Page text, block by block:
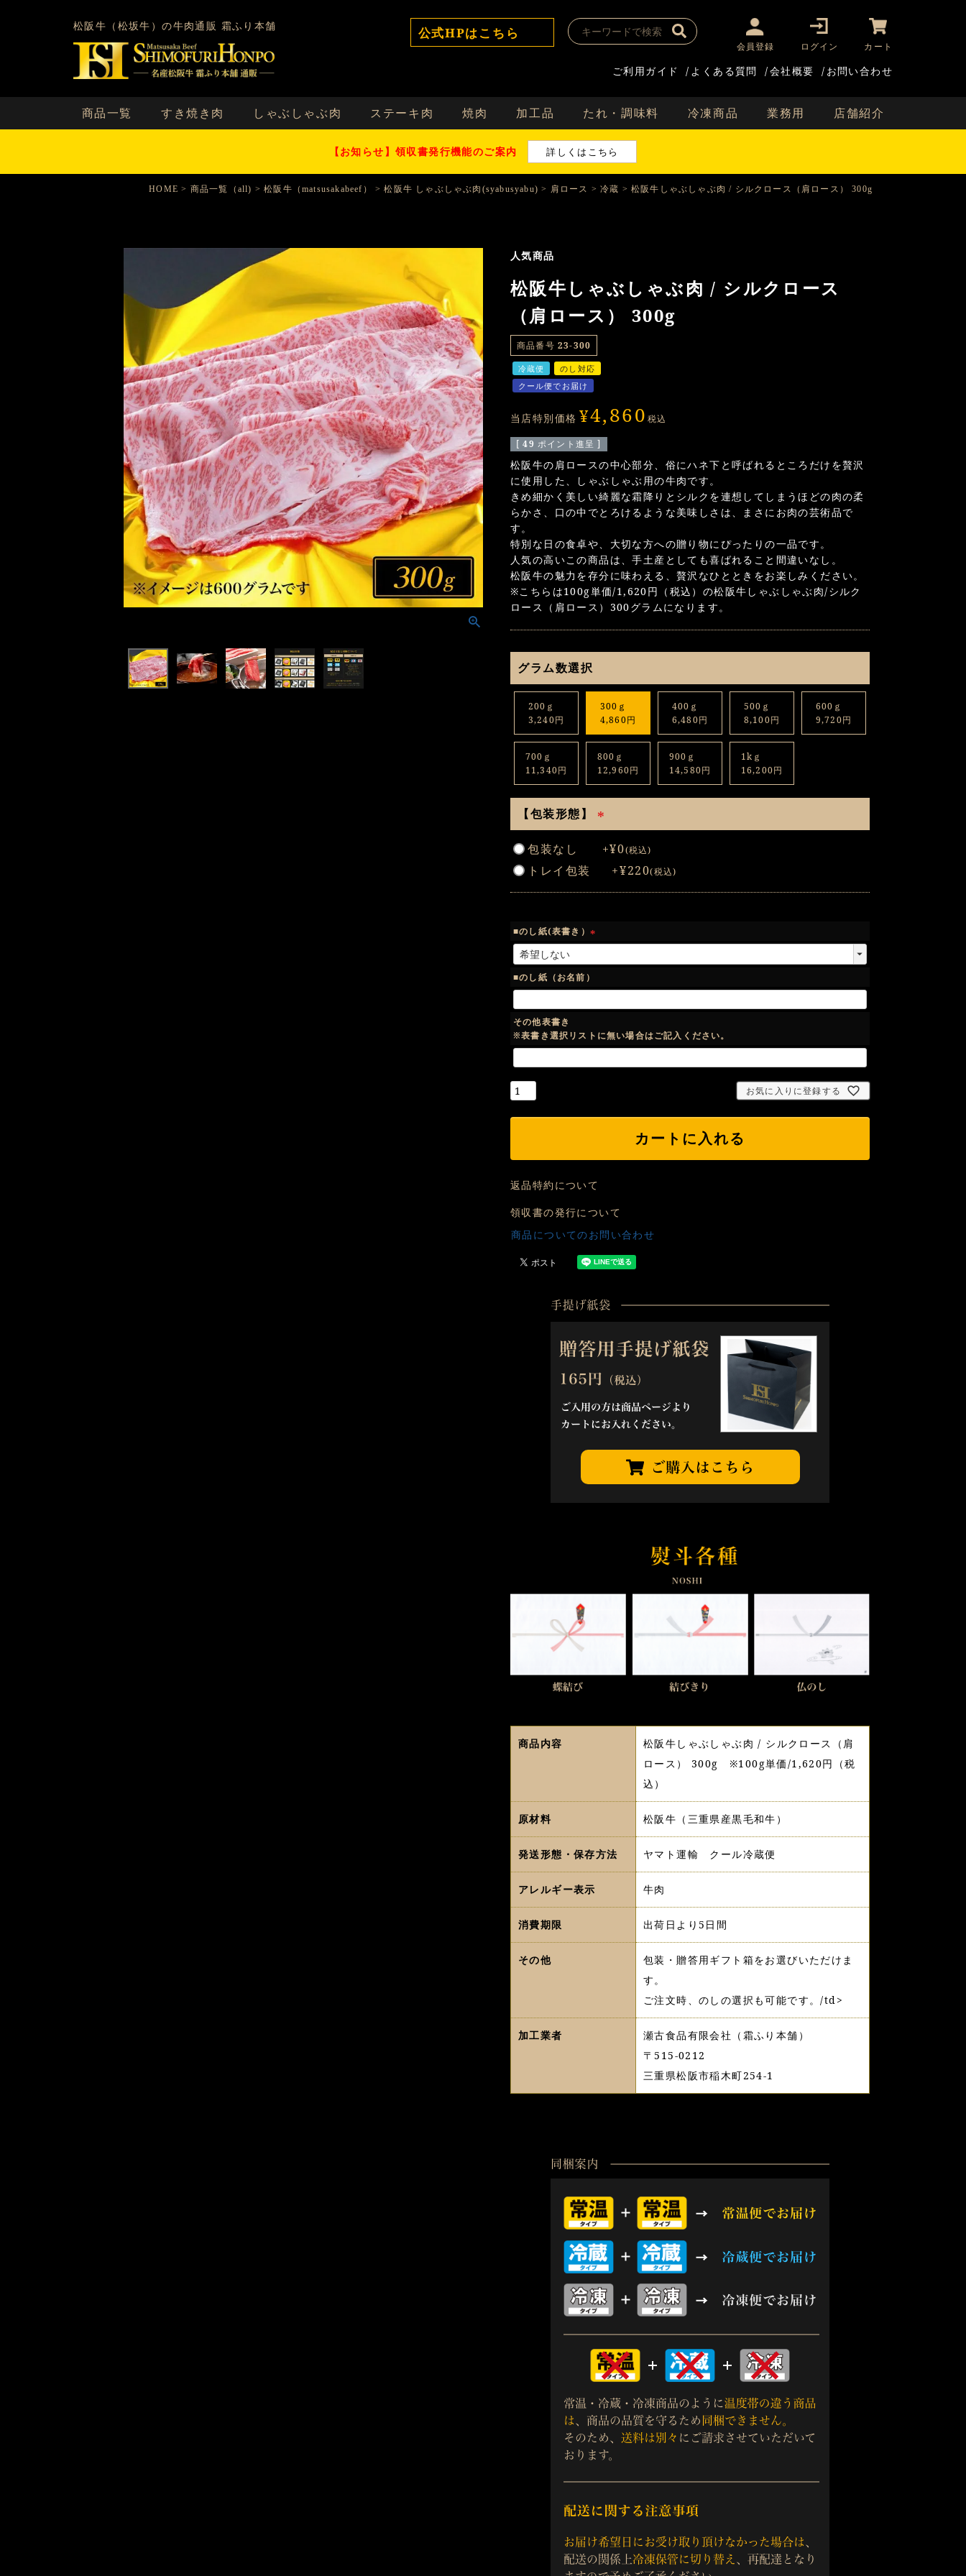
松阪牛（松坂牛）の牛肉通販 霜ふり本舗 公式HPはこちら
会員登録 ログイン カート
ご利用ガイド / よくある質問 /会社概要 / お問い合わせ
商品一覧 すき焼き肉 しゃぶしゃぶ肉 ステーキ肉 焼肉 加工品 たれ・調味料 冷凍商品 業務用 店舗紹介
【お知らせ】領収書発行機能のご案内 詳しくはこちら
HOME 商品一覧（all) 松阪牛（matsusakabeef） 松阪牛 しゃぶしゃぶ肉(syabusyabu) 肩ロース 冷蔵 松阪牛しゃぶしゃぶ肉 / シルクロース（肩ロース） 300g
人気商品
松阪牛しゃぶしゃぶ肉 / シルクロース
（肩ロース） 300g
商品番号 23-300
冷蔵便
のし対応
クール便でお届け
当店特別価格 ¥4,860 税込
[ 49 ポイント進呈 ]
松阪牛の肩ロースの中心部分、俗にハネ下と呼ばれるところだけを贅沢
に使用した、しゃぶしゃぶ用の牛肉です。
きめ細かく美しい綺麗な霜降りとシルクを連想してしまうほどの肉の柔
らかさ、口の中でとろけるような美味しさは、まさにお肉の芸術品で
す。
特別な日の食卓や、大切な方への贈り物にぴったりの一品です。
人気の高いこの商品は、手土産としても喜ばれること間違いなし。
松阪牛の魅力を存分に味わえる、贅沢なひとときをお楽しみください。
※こちらは100g単価/1,620円（税込）の松阪牛しゃぶしゃぶ肉/シルク
ロース（肩ロース）300グラムになります。
グラム数選択
200ｇ
3,240円
300ｇ
4,860円
400ｇ
6,480円
500ｇ
8,100円
600ｇ
9,720円
700ｇ
11,340円
800ｇ
12,960円
900ｇ
14,580円
1kｇ
16,200円
【包装形態】
必
)
包装なし +¥0 税込
トレイ包装 +¥220 税込
■のし紙(表書き）
必
)
■のし紙（お名前）
その他表書き
※表書き選択リストに無い場合はご記入ください。
お気に入りに登録する
カートに入れる
返品特約について
領収書の発行について
商品についてのお問い合わせ
商品内容
松阪牛しゃぶしゃぶ肉 / シルクロース（肩
ロース） 300g ※100g単価/1,620円（税
込）
原材料 松阪牛（三重県産黒毛和牛）
発送形態・保存方法 ヤマト運輸 クール冷蔵便
アレルギー表示 牛肉
消費期限 出荷日より5日間
その他
包装・贈答用ギフト箱をお選びいただけま
す。
ご注文時、のしの選択も可能です。/td>
加工業者
瀬古食品有限会社（霜ふり本舗）
〒515-0212
三重県松阪市稲木町254-1